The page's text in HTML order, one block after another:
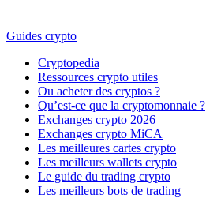
Guides crypto
Cryptopedia
Ressources crypto utiles
Ou acheter des cryptos ?
Qu’est-ce que la cryptomonnaie ?
Exchanges crypto 2026
Exchanges crypto MiCA
Les meilleures cartes crypto
Les meilleurs wallets crypto
Le guide du trading crypto
Les meilleurs bots de trading